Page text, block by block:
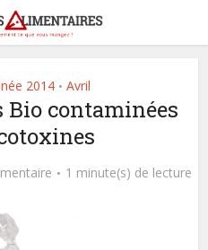
2014 • Avril
Bio contaminées
1 minute(s) de lecture